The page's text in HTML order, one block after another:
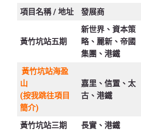
項目名稱 / 地址 發展商
黃竹坑站五期
新世界、資本策
略、麗新、帝國
集團、港鐵
黃竹坑站海盈
山
(按我跳往項目
簡介)
嘉里、信置、太
古、港鐵
黃竹坑站三期 長實、港鐵